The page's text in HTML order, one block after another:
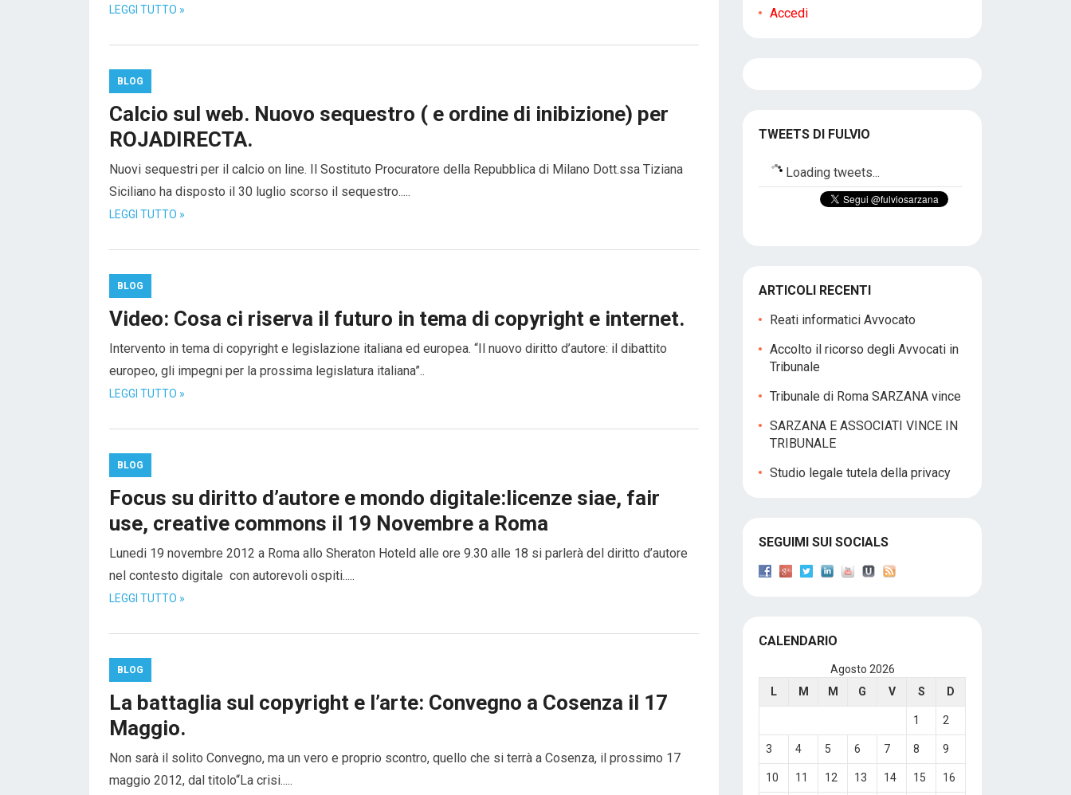
LEGGI TUTTO »
BLOG
Calcio sul web. Nuovo sequestro ( e ordine di inibizione) per
ROJADIRECTA.
Nuovi sequestri per il calcio on line. Il Sostituto Procuratore della Repubblica di Milano Dott.ssa Tiziana
Siciliano ha disposto il 30 luglio scorso il sequestro.....
LEGGI TUTTO »
BLOG
Video: Cosa ci riserva il futuro in tema di copyright e internet.
Intervento in tema di copyright e legislazione italiana ed europea. “Il nuovo diritto d’autore: il dibattito
europeo, gli impegni per la prossima legislatura italiana”..
LEGGI TUTTO »
BLOG
Focus su diritto d’autore e mondo digitale:licenze siae, fair
use, creative commons il 19 Novembre a Roma
Lunedi 19 novembre 2012 a Roma allo Sheraton Hoteld alle ore 9.30 alle 18 si parlerà del diritto d’autore
nel contesto digitale con autorevoli ospiti.....
LEGGI TUTTO »
BLOG
La battaglia sul copyright e l’arte: Convegno a Cosenza il 17
Maggio.
Non sarà il solito Convegno, ma un vero e proprio scontro, quello che si terrà a Cosenza, il prossimo 17
maggio 2012, dal titolo“La crisi.....
Accedi
TWEETS DI FULVIO
Loading tweets...
ARTICOLI RECENTI
Reati informatici Avvocato
Accolto il ricorso degli Avvocati in
Tribunale
Tribunale di Roma SARZANA vince
SARZANA E ASSOCIATI VINCE IN
TRIBUNALE
Studio legale tutela della privacy
SEGUIMI SUI SOCIALS
CALENDARIO
Agosto 2026
L
M M G V S D
1 2
3 4 5 6 7 8 9
10 11 12 13 14 15 16